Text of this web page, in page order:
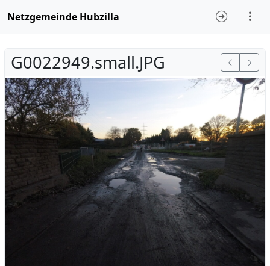
Netzgemeinde Hubzilla
G0022949.small.JPG